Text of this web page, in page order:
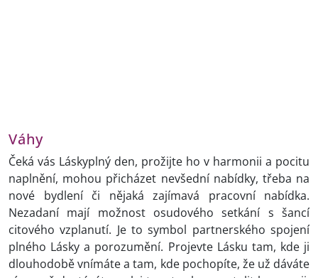
Váhy
Čeká vás Láskyplný den, prožijte ho v harmonii a pocitu
naplnění, mohou přicházet nevšední nabídky, třeba na
nové bydlení či nějaká zajímavá pracovní nabídka.
Nezadaní mají možnost osudového setkání s šancí
citového vzplanutí. Je to symbol partnerského spojení
plného Lásky a porozumění. Projevte Lásku tam, kde ji
dlouhodobě vnímáte a tam, kde pochopíte, že už dáváte